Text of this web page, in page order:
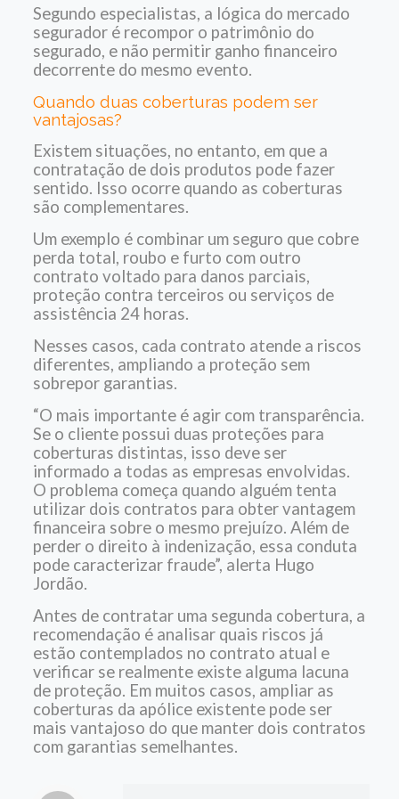
Segundo especialistas, a lógica do mercado
segurador é recompor o patrimônio do
segurado, e não permitir ganho financeiro
decorrente do mesmo evento.
Quando duas coberturas podem ser
vantajosas?
Existem situações, no entanto, em que a
contratação de dois produtos pode fazer
sentido. Isso ocorre quando as coberturas
são complementares.
Um exemplo é combinar um seguro que cobre
perda total, roubo e furto com outro
contrato voltado para danos parciais,
proteção contra terceiros ou serviços de
assistência 24 horas.
Nesses casos, cada contrato atende a riscos
diferentes, ampliando a proteção sem
sobrepor garantias.
“O mais importante é agir com transparência.
Se o cliente possui duas proteções para
coberturas distintas, isso deve ser
informado a todas as empresas envolvidas.
O problema começa quando alguém tenta
utilizar dois contratos para obter vantagem
financeira sobre o mesmo prejuízo. Além de
perder o direito à indenização, essa conduta
pode caracterizar fraude”, alerta Hugo
Jordão.
Antes de contratar uma segunda cobertura, a
recomendação é analisar quais riscos já
estão contemplados no contrato atual e
verificar se realmente existe alguma lacuna
de proteção. Em muitos casos, ampliar as
coberturas da apólice existente pode ser
mais vantajoso do que manter dois contratos
com garantias semelhantes.